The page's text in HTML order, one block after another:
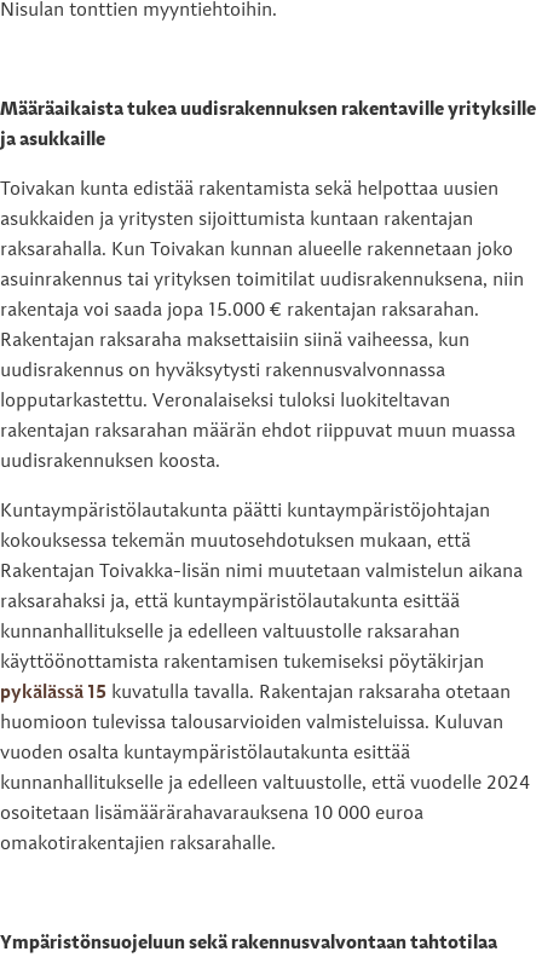
Nisulan tonttien myyntiehtoihin.
Määräaikaista tukea uudisrakennuksen rakentaville yrityksille
ja asukkaille
Toivakan kunta edistää rakentamista sekä helpottaa uusien
asukkaiden ja yritysten sijoittumista kuntaan rakentajan
raksarahalla. Kun Toivakan kunnan alueelle rakennetaan joko
asuinrakennus tai yrityksen toimitilat uudisrakennuksena, niin
rakentaja voi saada jopa 15.000 € rakentajan raksarahan.
Rakentajan raksaraha maksettaisiin siinä vaiheessa, kun
uudisrakennus on hyväksytysti rakennusvalvonnassa
lopputarkastettu. Veronalaiseksi tuloksi luokiteltavan
rakentajan raksarahan määrän ehdot riippuvat muun muassa
uudisrakennuksen koosta.
Kuntaympäristölautakunta päätti kuntaympäristöjohtajan
kokouksessa tekemän muutosehdotuksen mukaan, että
Rakentajan Toivakka-lisän nimi muutetaan valmistelun aikana
raksarahaksi ja, että kuntaympäristölautakunta esittää
kunnanhallitukselle ja edelleen valtuustolle raksarahan
käyttöönottamista rakentamisen tukemiseksi pöytäkirjan
pykälässä 15 kuvatulla tavalla. Rakentajan raksaraha otetaan
huomioon tulevissa talousarvioiden valmisteluissa. Kuluvan
vuoden osalta kuntaympäristölautakunta esittää
kunnanhallitukselle ja edelleen valtuustolle, että vuodelle 2024
osoitetaan lisämäärärahavarauksena 10 000 euroa
omakotirakentajien raksarahalle.
Ympäristönsuojeluun sekä rakennusvalvontaan tahtotilaa